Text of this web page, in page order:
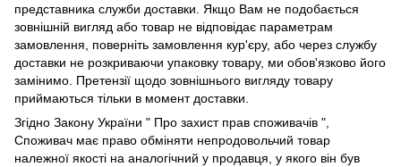
представника служби доставки. Якщо Вам не подобається
зовнішній вигляд або товар не відповідає параметрам
замовлення, поверніть замовлення кур'єру, або через службу
доставки не розкриваючи упаковку товару, ми обов'язково його
замінимо. Претензії щодо зовнішнього вигляду товару
приймаються тільки в момент доставки.
Згідно Закону України " Про захист прав споживачів ",
Споживач має право обміняти непродовольчий товар
належної якості на аналогічний у продавця, у якого він був